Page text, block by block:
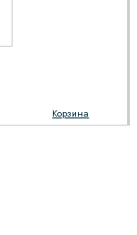
Корзина